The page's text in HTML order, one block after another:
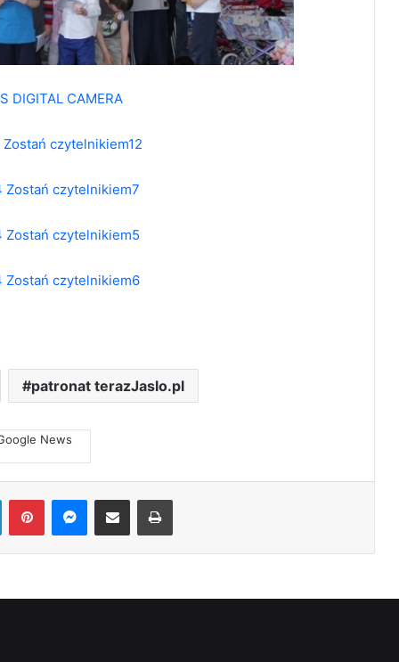
patronat terazJaslo.pl
LinkedInPinterestMessenger
Share via Email Print